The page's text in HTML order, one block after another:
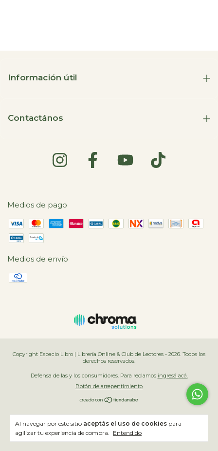
Al navegar por este sitio aceptás el uso de cookies para
agilizar tu experiencia de compra. Entendido
Información útil
Contactános
Medios de pago
Medios de envío
Copyright Espacio Libro | Librería Online & Club de Lectores - 2026. Todos los
derechos reservados.
Defensa de las y los consumidores. Para reclamos ingresá acá.
Botón de arrepentimiento